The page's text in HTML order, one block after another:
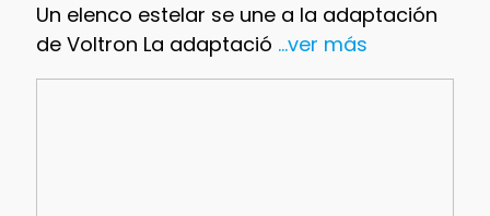
Un elenco estelar se une a la adaptación
de Voltron La adaptació ...ver más